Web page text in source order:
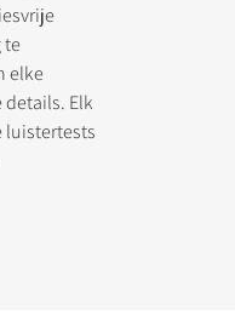
te
elke
Elk
luistertests